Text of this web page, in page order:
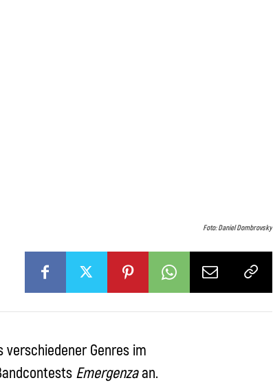
Foto: Daniel Dombrovsky
verschiedener Genres im
Emergenzaan.